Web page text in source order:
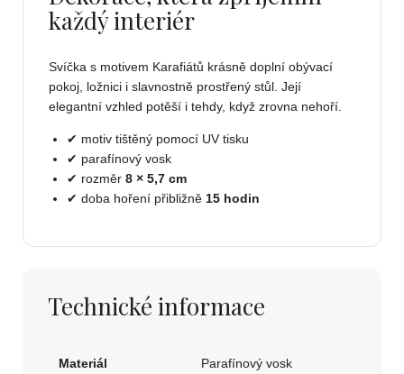
každý interiér
Svíčka s motivem Karafiátů krásně doplní obývací
pokoj, ložnici i slavnostně prostřený stůl. Její
elegantní vzhled potěší i tehdy, když zrovna nehoří.
✔ motiv tištěný pomocí UV tisku
✔ parafínový vosk
✔ rozměr 8 × 5,7 cm
✔ doba hoření přibližně 15 hodin
Technické informace
Materiál Parafínový vosk